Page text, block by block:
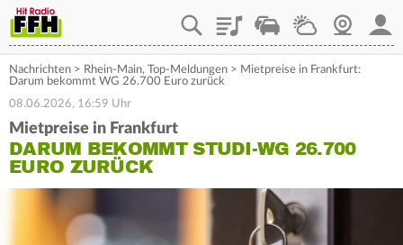
PlaylistStaupilotWetterWebcam
Nachrichten > Rhein-Main, Top-Meldungen > Mietpreise in Frankfurt:
Darum bekommt WG 26.700 Euro zurück
08.06.2026, 16:59 Uhr
Mietpreise in Frankfurt
DARUM BEKOMMT STUDI-WG 26.700
EURO ZURÜCK